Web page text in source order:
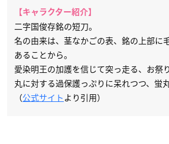
【キャラクター紹介】
二字国俊存銘の短刀。
名の由来は、茎なかごの表、銘の上部に
あることから。
愛染明王の加護を信じて突っ走る、お祭
丸に対する過保護っぷりに呆れつつ、蛍
（公式サイト より引用）